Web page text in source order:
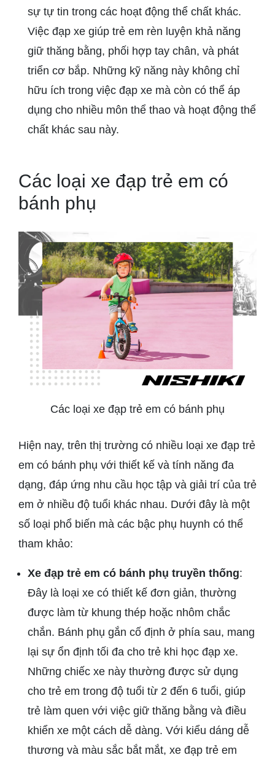
sự tự tin trong các hoạt động thể chất khác.
Việc đạp xe giúp trẻ em rèn luyện khả năng
giữ thăng bằng, phối hợp tay chân, và phát
triển cơ bắp. Những kỹ năng này không chỉ
hữu ích trong việc đạp xe mà còn có thể áp
dụng cho nhiều môn thể thao và hoạt động thể
chất khác sau này.
Các loại xe đạp trẻ em có
bánh phụ
Các loại xe đạp trẻ em có bánh phụ
Hiện nay, trên thị trường có nhiều loại xe đạp trẻ
em có bánh phụ với thiết kế và tính năng đa
dạng, đáp ứng nhu cầu học tập và giải trí của trẻ
em ở nhiều độ tuổi khác nhau. Dưới đây là một
số loại phổ biến mà các bậc phụ huynh có thể
tham khảo:
Xe đạp trẻ em có bánh phụ truyền thống:
Đây là loại xe có thiết kế đơn giản, thường
được làm từ khung thép hoặc nhôm chắc
chắn. Bánh phụ gắn cố định ở phía sau, mang
lại sự ổn định tối đa cho trẻ khi học đạp xe.
Những chiếc xe này thường được sử dụng
cho trẻ em trong độ tuổi từ 2 đến 6 tuổi, giúp
trẻ làm quen với việc giữ thăng bằng và điều
khiển xe một cách dễ dàng. Với kiểu dáng dễ
thương và màu sắc bắt mắt, xe đạp trẻ em